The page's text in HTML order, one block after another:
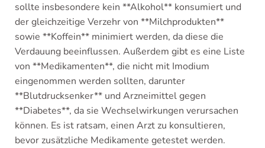
sollte insbesondere kein **Alkohol** konsumiert und
der gleichzeitige Verzehr von **Milchprodukten**
sowie **Koffein** minimiert werden, da diese die
Verdauung beeinflussen. Außerdem gibt es eine Liste
von **Medikamenten**, die nicht mit Imodium
eingenommen werden sollten, darunter
**Blutdrucksenker** und Arzneimittel gegen
**Diabetes**, da sie Wechselwirkungen verursachen
können. Es ist ratsam, einen Arzt zu konsultieren,
bevor zusätzliche Medikamente getestet werden.